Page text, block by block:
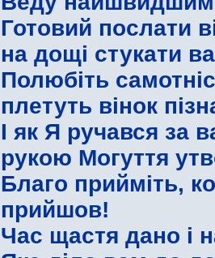
Готовий послати
на дощі стукати
Полюбіть
плетуть вінок
І як Я ручався за
рукою Могуття
Благо прийміть,
прийшов!
Час щастя дано і